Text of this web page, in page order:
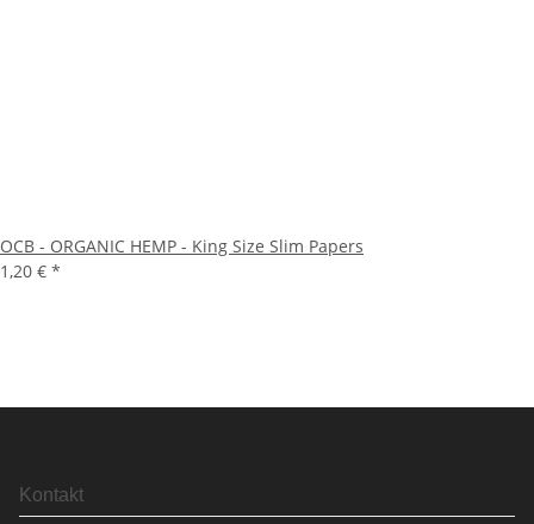
OCB - ORGANIC HEMP - King Size Slim Papers
1,20 € *
Kontakt